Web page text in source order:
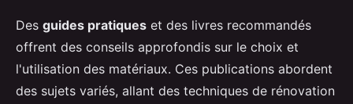
Des guides pratiques et des livres recommandés
offrent des conseils approfondis sur le choix et
l'utilisation des matériaux. Ces publications abordent
des sujets variés, allant des techniques de rénovation